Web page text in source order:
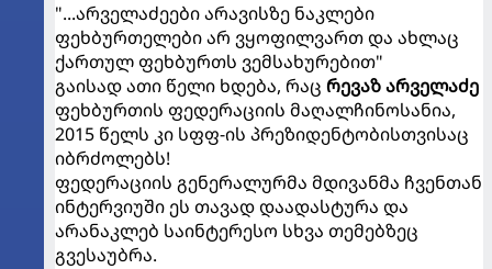
"...არველაძეები არავისზე ნაკლები
ფეხბურთელები არ ვყოფილვართ და ახლაც
ქართულ ფეხბურთს ვემსახურებით"
გაისად ათი წელი ხდება, რაც რევაზ არველაძე
ფეხბურთის ფედერაციის მაღალჩინოსანია,
2015 წელს კი სფფ-ის პრეზიდენტობისთვისაც
იბრძოლებს!
ფედერაციის გენერალურმა მდივანმა ჩვენთან
ინტერვიუში ეს თავად დაადასტურა და
არანაკლებ საინტერესო სხვა თემებზეც
გვესაუბრა.